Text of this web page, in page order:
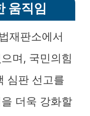
움직임
재판소에서
며, 국민의힘
심판 선고를
더욱 강화할